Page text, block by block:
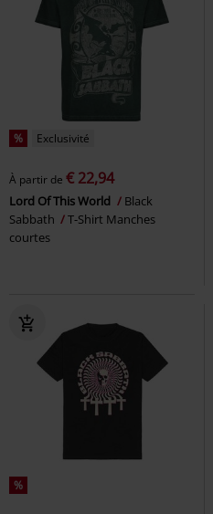
% Exclusivité
À partir de € 22,94
Lord Of This World
Black
Sabbath
T-Shirt Manches
courtes
%